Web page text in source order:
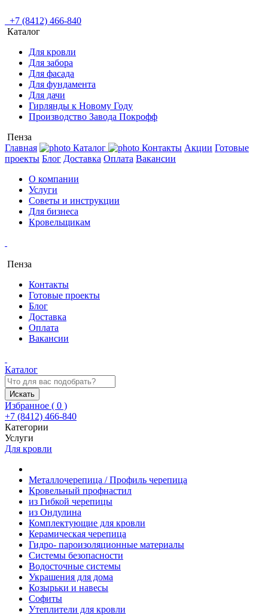
+7 (8412) 466-840
Каталог
Для кровли
Для забора
Для фасада
Для фундамента
Для дачи
Гирлянды к Новому Году
Производство Завода Покрофф
Пенза
Главная
Каталог Контакты Акции Готовые
проекты Блог Доставка Оплата Вакансии
О компании
Услуги
Советы и инструкции
Для бизнеса
Кровельщикам
Пенза
Контакты
Готовые проекты
Блог
Доставка
Оплата
Вакансии
Каталог
Искать
Избранное ( 0 )
+7 (8412) 466-840
Категории
Услуги
Для кровли
Металлочерепица / Профиль черепица
Кровельный профнастил
из Гибкой черепицы
из Ондулина
Комплектующие для кровли
Керамическая черепица
Гидро- пароизоляционные материалы
Системы безопасности
Водосточные системы
Украшения для дома
Козырьки и навесы
Софиты
Утеплители для кровли